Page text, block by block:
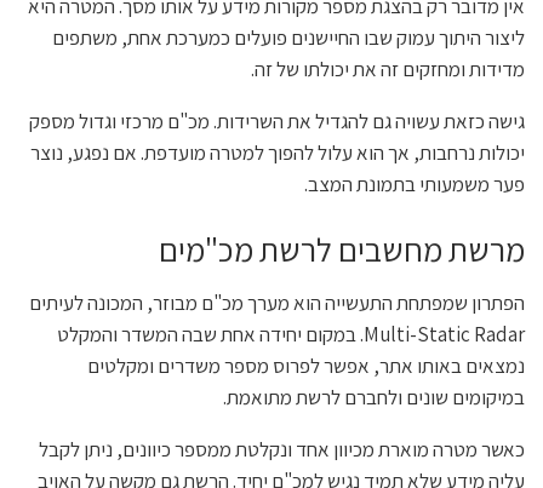
אין מדובר רק בהצגת מספר מקורות מידע על אותו מסך. המטרה היא
ליצור היתוך עמוק שבו החיישנים פועלים כמערכת אחת, משתפים
מדידות ומחזקים זה את יכולתו של זה.
גישה כזאת עשויה גם להגדיל את השרידות. מכ"ם מרכזי וגדול מספק
יכולות נרחבות, אך הוא עלול להפוך למטרה מועדפת. אם נפגע, נוצר
פער משמעותי בתמונת המצב.
מרשת מחשבים לרשת מכ"מים
הפתרון שמפתחת התעשייה הוא מערך מכ"ם מבוזר, המכונה לעיתים
Multi-Static Radar. במקום יחידה אחת שבה המשדר והמקלט
נמצאים באותו אתר, אפשר לפרוס מספר משדרים ומקלטים
במיקומים שונים ולחברם לרשת מתואמת.
כאשר מטרה מוארת מכיוון אחד ונקלטת ממספר כיוונים, ניתן לקבל
עליה מידע שלא תמיד נגיש למכ"ם יחיד. הרשת גם מקשה על האויב